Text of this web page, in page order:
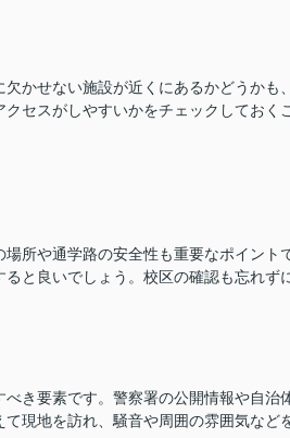
かせない施設が近くにあるかどうかも
セスがしやすいかをチェックしておく
所や通学路の安全性も重要なポイント
と良いでしょう。校区の確認も忘れず
き要素です。警察署の公開情報や自治
現地を訪れ、騒音や周囲の雰囲気など